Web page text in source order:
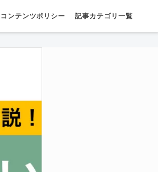
コンテンツポリシー 記事カテゴリ一覧